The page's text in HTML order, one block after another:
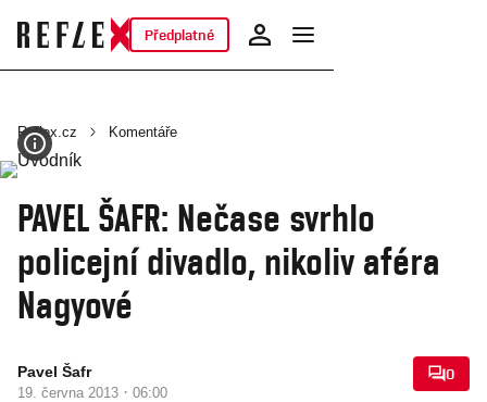
Předplatné
Reflex.cz Komentáře
PAVEL ŠAFR: Nečase svrhlo
policejní divadlo, nikoliv aféra
Nagyové
Pavel Šafr
19. června 2013 · 06:00
0